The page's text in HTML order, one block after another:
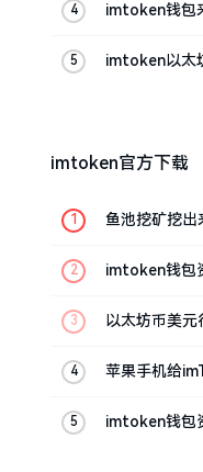
imtoken钱包
imtoken以太
imtoken官方下载
鱼池挖矿挖出
imtoken钱包
以太坊币美元
苹果手机给
imtoken钱包